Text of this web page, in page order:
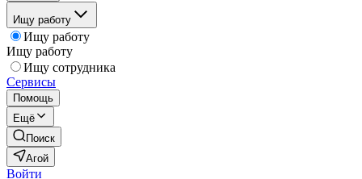
Ищу работу
Ищу работу
Ищу работу
Ищу сотрудника
Сервисы
Помощь
Ещё
Поиск
Агой
Войти